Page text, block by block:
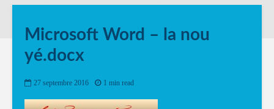
Microsoft Word – la nou
yé.docx
27 septembre 2016 1 min read